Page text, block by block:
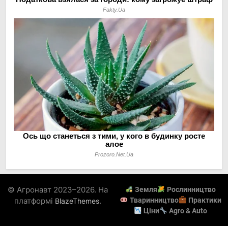
© Агронавт 2023–2026. На
платформі BlazeThemes.
Земля
Рослинництво
Тваринництво
Практики
Ціни
Agro & Auto